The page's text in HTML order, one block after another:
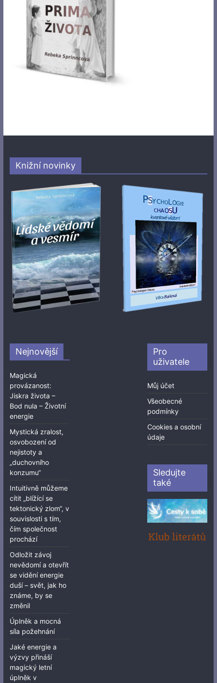
Knižní novinky
Nejnovější
Magická
provázanost:
Jiskra života –
Bod nula – Životní
energie
Mystická zralost,
osvobození od
nejistoty a
„duchovního
konzumu“
Intuitivně můžeme
cítit „blížící se
tektonický zlom“, v
souvislosti s tím,
čím společnost
prochází
Odložit závoj
nevědomí a otevřít
se vidění energie
duší – svět, jak ho
známe, by se
změnil
Úplněk a mocná
síla požehnání
Jaké energie a
výzvy přináší
magický letní
úplněk v
Pro
uživatele
Můj účet
Všeobecné
podmínky
Cookies a osobní
údaje
Sledujte
také